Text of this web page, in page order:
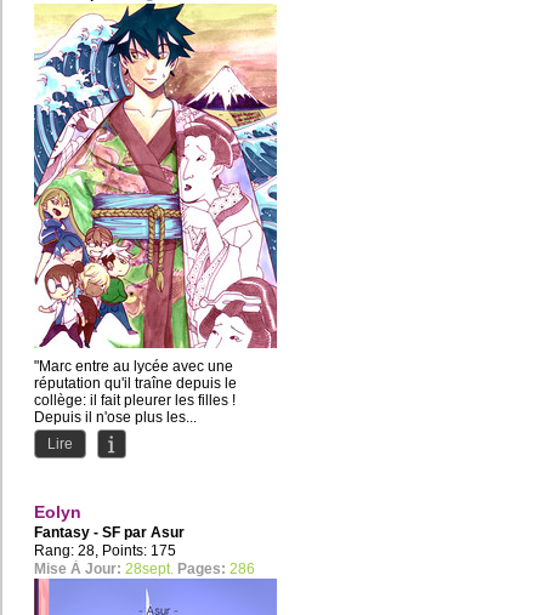
"Marc entre au lycée avec une
réputation qu'il traîne depuis le
collège: il fait pleurer les filles !
Depuis il n'ose plus les...
Lire
Eolyn
Fantasy - SF par Asur
Rang: 28, Points: 175
Mise À Jour: 28sept. Pages: 286